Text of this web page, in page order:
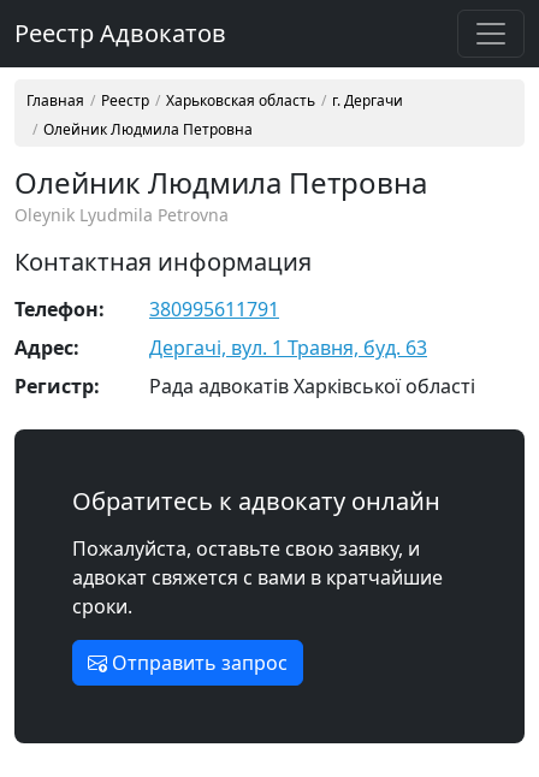
Реестр Адвокатов
Главная Реестр Харьковская область
г. Дергачи
Олейник Людмила Петровна
Олейник Людмила Петровна
Oleynik Lyudmila Petrovna
Контактная информация
Телефон:
380995611791
Адрес:
Дергачі, вул. 1 Травня, буд. 63
Регистр:
Рада адвокатів Харківської області
Обратитесь к адвокату онлайн
Пожалуйста, оставьте свою заявку, и
адвокат свяжется с вами в кратчайшие
сроки.
Отправить запрос